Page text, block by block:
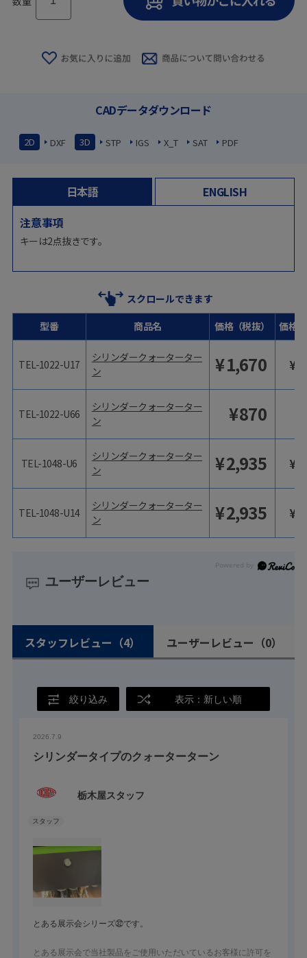
CADデータダウンロード
2D DXF 3D STP IGS X_T SAT PDF
日本語
ENGLISH
注意事項
キーは2点抜きです。
スクロールできます
型番
TEL-1022-U17
TEL-1022-U66
TEL-1048-U6
TEL-1048-U14
商品名 価格（税抜） 価格
シリンダークォーターター
ン
¥1,670 ¥
シリンダークォーターター
ン
¥870
シリンダークォーターター
ン
¥2,935 ¥
シリンダークォーターター
ン
¥2,935 ¥
ユーザーレビュー
スタッフレビュー （4） ユーザーレビュー （0）
絞り込み 表示：新しい順
2026.7.9
シリンダータイプのクォーターターン
栃木屋スタッフ
とある展示会シリーズ㉜です。
とある展示会で当社製品をご使用いただいているお客様に許可を